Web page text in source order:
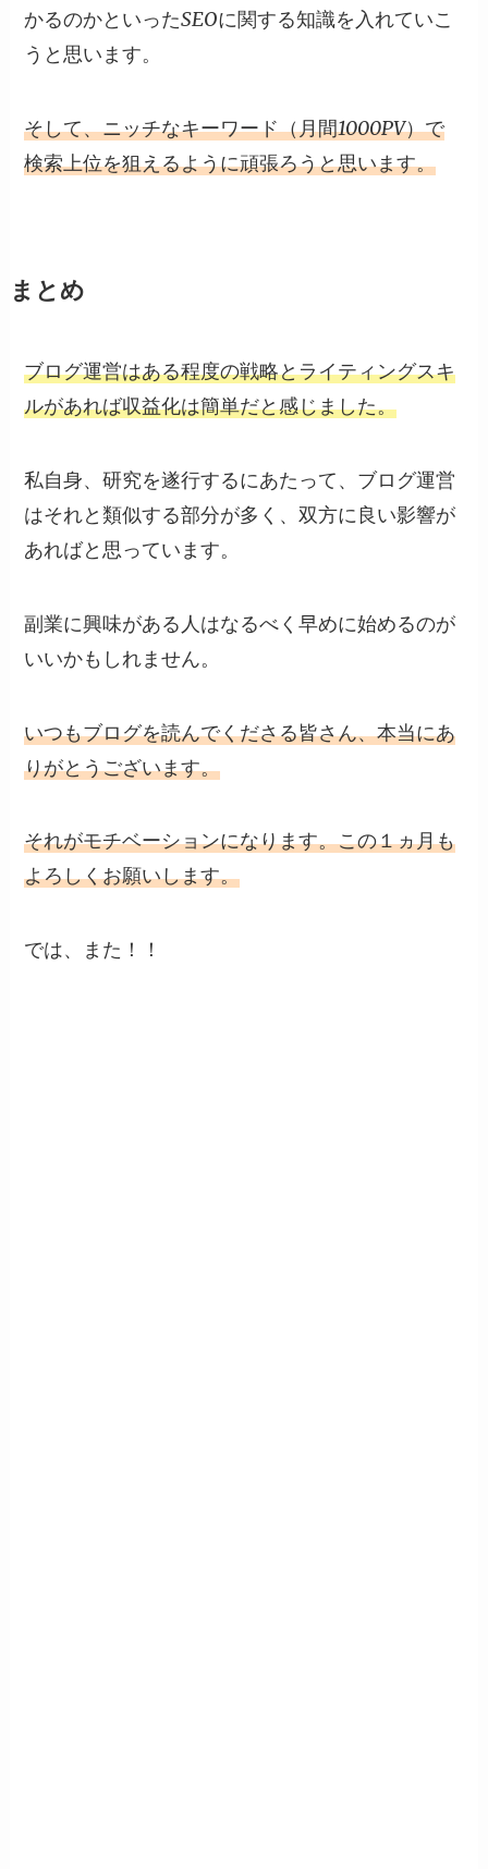
かるのかといったSEOに関する知識を入れていこ
うと思います。
そして、ニッチなキーワード（月間1000PV）で
検索上位を狙えるように頑張ろうと思います。
まとめ
ブログ運営はある程度の戦略とライティングスキ
ルがあれば収益化は簡単だと感じました。
私自身、研究を遂行するにあたって、ブログ運営
はそれと類似する部分が多く、双方に良い影響が
あればと思っています。
副業に興味がある人はなるべく早めに始めるのが
いいかもしれません。
いつもブログを読んでくださる皆さん、本当にあ
りがとうございます。
それがモチベーションになります。この１ヵ月も
よろしくお願いします。
では、また！！